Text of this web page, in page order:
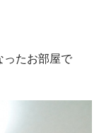
ったお部屋で